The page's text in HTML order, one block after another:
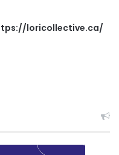
loricollective.ca/